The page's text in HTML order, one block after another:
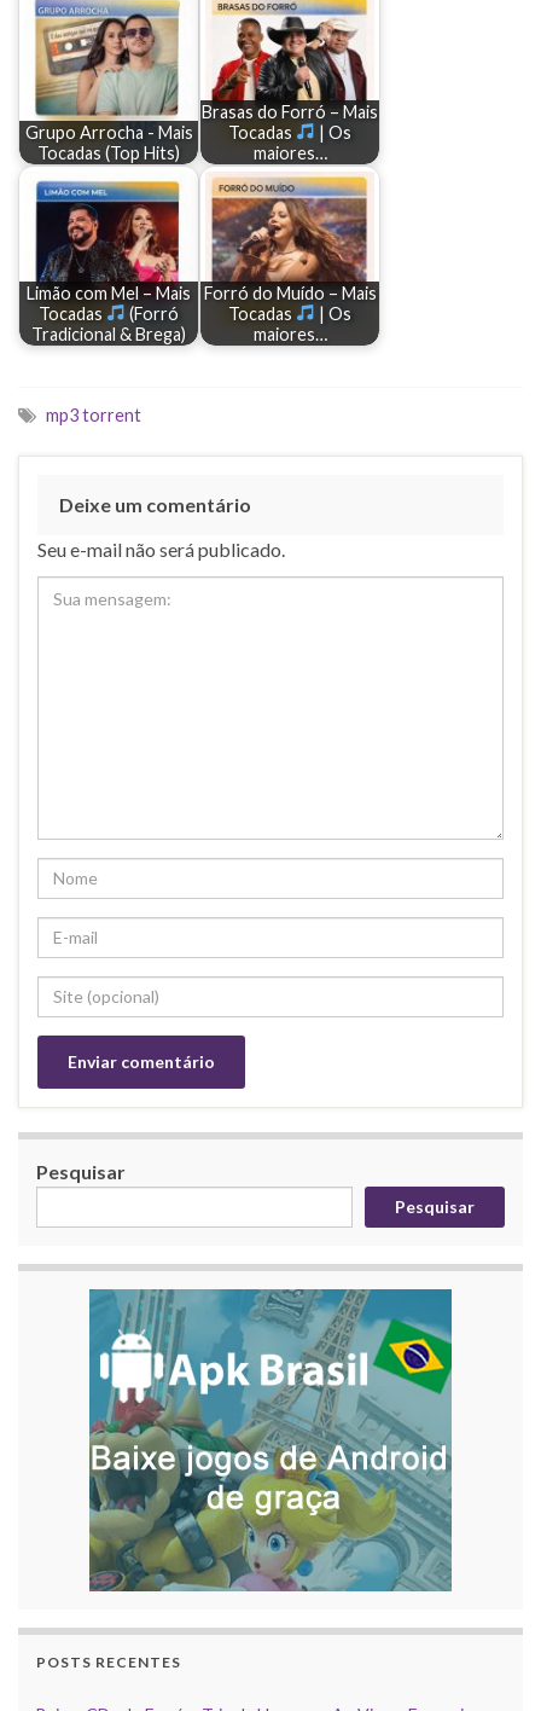
Grupo Arrocha - Mais
Tocadas (Top Hits)
Brasas do Forró – Mais
Tocadas
| Os
maiores…
Limão com Mel – Mais
Tocadas
(Forró
Tradicional & Brega)
Forró do Muído – Mais
Tocadas
| Os
maiores…
mp3 torrent
Deixe um comentário
Seu e-mail não será publicado.
Pesquisar
Pesquisar
POSTS RECENTES